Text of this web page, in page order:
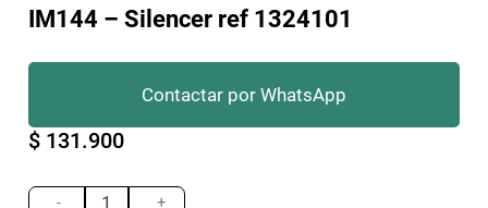
IM144 – Silencer ref 1324101
$ 131.900
-
-
+
Contactar por WhatsApp